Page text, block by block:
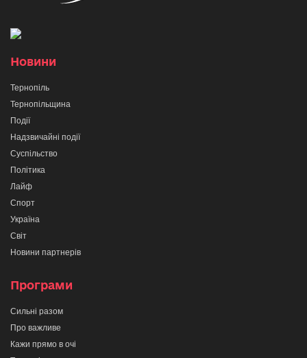
Новини
Тернопіль
Тернопільщина
Події
Надзвичайні події
Суспільство
Політика
Лайф
Спорт
Україна
Світ
Новини партнерів
Програми
Сильні разом
Про важливе
Кажи прямо в очі